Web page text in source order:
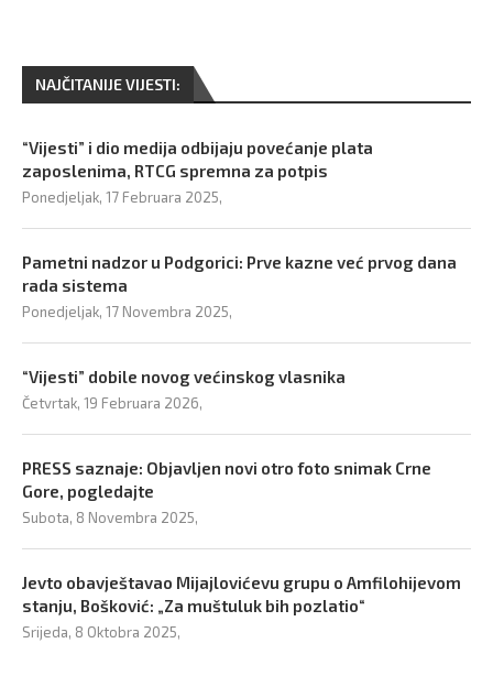
NAJČITANIJE VIJESTI:
“Vijesti” i dio medija odbijaju povećanje plata
zaposlenima, RTCG spremna za potpis
Ponedjeljak, 17 Februara 2025,
Pametni nadzor u Podgorici: Prve kazne već prvog dana
rada sistema
Ponedjeljak, 17 Novembra 2025,
“Vijesti” dobile novog većinskog vlasnika
Četvrtak, 19 Februara 2026,
PRESS saznaje: Objavljen novi otro foto snimak Crne
Gore, pogledajte
Subota, 8 Novembra 2025,
Jevto obavještavao Mijajlovićevu grupu o Amfilohijevom
stanju, Bošković: „Za muštuluk bih pozlatio“
Srijeda, 8 Oktobra 2025,